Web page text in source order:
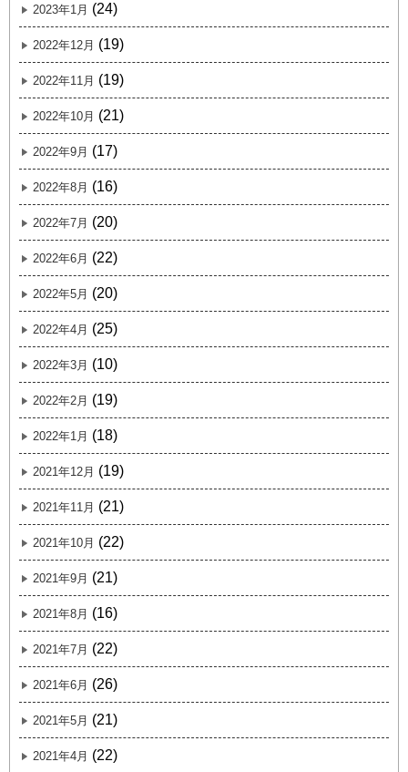
2023年1月 (24)
2022年12月 (19)
2022年11月 (19)
2022年10月 (21)
2022年9月 (17)
2022年8月 (16)
2022年7月 (20)
2022年6月 (22)
2022年5月 (20)
2022年4月 (25)
2022年3月 (10)
2022年2月 (19)
2022年1月 (18)
2021年12月 (19)
2021年11月 (21)
2021年10月 (22)
2021年9月 (21)
2021年8月 (16)
2021年7月 (22)
2021年6月 (26)
2021年5月 (21)
2021年4月 (22)